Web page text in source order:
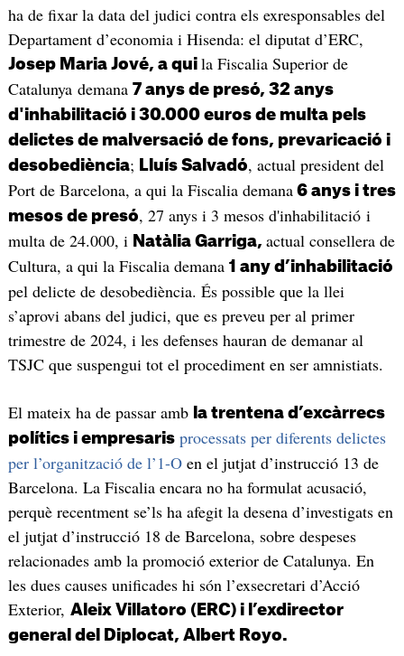
ha de fixar la data del judici contra els exresponsables del
Departament d’economia i Hisenda: el diputat d’ERC,
Josep Maria Jové, a qui la Fiscalia Superior de
Catalunya demana 7 anys de presó, 32 anys
d'inhabilitació i 30.000 euros de multa pels
delictes de malversació de fons, prevaricació i
desobediència; Lluís Salvadó, actual president del
Port de Barcelona, a qui la Fiscalia demana6 anys i tres
mesos de presó, 27 anys i 3 mesos d'inhabilitació i
multa de 24.000, i Natàlia Garriga, actual consellera de
Cultura, a qui la Fiscalia demana 1 any d’inhabilitació
pel delicte de desobediència. És possible que la llei
s’aprovi abans del judici, que es preveu per al primer
trimestre de 2024, i les defenses hauran de demanar al
TSJC que suspengui tot el procediment en ser amnistiats.
El mateix ha de passar amb la trentena d’excàrrecs
polítics i empresaris processats per diferents delictes
per l’organització de l’1-Oen el jutjat d’instrucció 13 de
Barcelona. La Fiscalia encara no ha formulat acusació,
perquè recentment se’ls ha afegit la desena d’investigats en
el jutjat d’instrucció 18 de Barcelona, sobre despeses
relacionades amb la promoció exterior de Catalunya. En
les dues causes unificades hi són l’exsecretari d’Acció
Exterior, Aleix Villatoro (ERC) i l’exdirector
general del Diplocat, Albert Royo.